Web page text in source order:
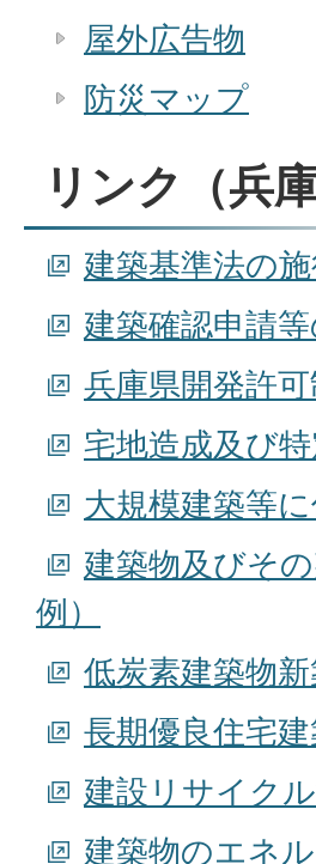
屋外広告物
防災マップ
リンク（兵
建築基準法の
建築確認申請
兵庫県開発許
宅地造成及び
大規模建築等
建築物及びそ
例）
低炭素建築物
長期優良住宅
建設リサイク
建築物のエネ